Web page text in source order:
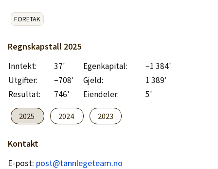
Lag konto
FORETAK
Regnskapstall 2025
Inntekt: 37' Egenkapital:
−1 384'
Utgifter:
−708' Gjeld:
1 389'
Resultat:
746' Eiendeler: 5'
2025 2024 2023
Kontakt
E-post: post@tannlegeteam.no